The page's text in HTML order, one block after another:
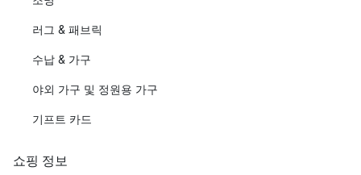
러그 & 패브릭
수납 & 가구
야외 가구 및 정원용 가구
기프트 카드
쇼핑 정보